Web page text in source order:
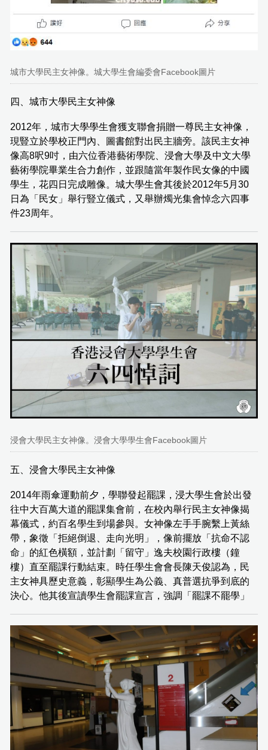
城市大學民主女神像。城大學生會編委會Facebook圖片
四、城市大學民主女神像
2012年，城市大學學生會獲支聯會捐贈一尊民主女神像，
現豎立於學校正門內、圖書館對出民主牆旁。該民主女神
像高8呎9吋，由六位香港藝術學院、浸會大學及中文大學
藝術學院畢業生合力創作，並跟隨當年製作民女像的中國
學生，花四日完成雕像。城大學生會其後於2012年5月30
日為「民女」舉行豎立儀式，又舉辦燭光集會悼念六四事
件23周年。
浸會大學民主女神像。浸會大學學生會Facebook圖片
五、浸會大學民主女神像
2014年雨傘運動前夕，學聯發起罷課，浸大學生會於出發
往中大百萬大道的罷課集會前，在校內舉行民主女神像揭
幕儀式，約百名學生到場參與。女神像左手手腕繫上黃絲
帶，象徵「拒絕倒退、走向光明」，像前擺放「抗命不認
命」的紅色橫額，並計劃「留守」逸夫校園行政樓（鐘
樓）直至罷課行動結束。時任學生會會長陳天俊認為，民
主女神具歷史意義，彰顯學生為公義、真普選抗爭到底的
決心。他其後宣讀學生會罷課宣言，強調「罷課不罷學」